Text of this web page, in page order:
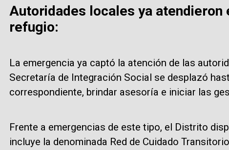
Autoridades locales ya atendieron
refugio:
La emergencia ya captó la atención de las
Secretaría de Integración Social se desplazó
correspondiente, brindar asesoría e iniciar las
Frente a emergencias de este tipo, el Distrito
incluye la denominada Red de Cuidado